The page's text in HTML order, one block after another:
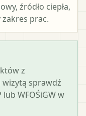
źródło ciepła,
prac.
z
wizytą sprawdź
WFOŚiGW w